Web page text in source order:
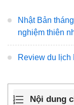
Nhật Bản
nghiệm thiên
Review du lịch
Nội dung